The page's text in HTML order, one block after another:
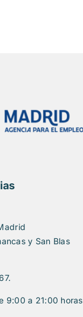
y San Blas
9:00 a 21:00 horas